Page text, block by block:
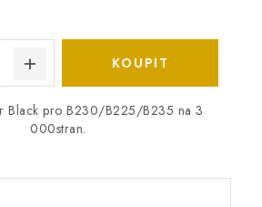
Black pro B230/B225/B235 na 3
000stran.